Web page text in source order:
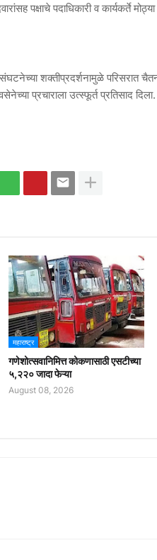
पक्षाचे पदाधिकारी व कार्यकर्ते
शक्तीप्रदर्शनामुळे परिसरात
प्रचाराला उत्स्फूर्त प्रतिसाद दिला.
महाराष्ट्र
गणेशोत्सवानिमित्त कोकणासाठी एसटीच्या
५,२२० जादा फेऱ्या
August 08, 2026